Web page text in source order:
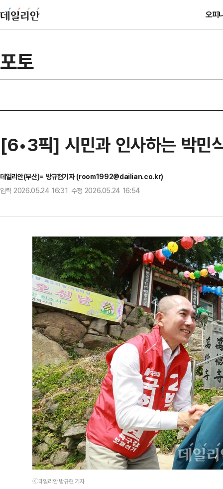
오피
포토
[6•3픽] 시민과 인사하는 박민
데일리안(부산)= 방규현기자 (room1992@dailian.co.kr)
입력 2026.05.24 16:31 수정 2026.05.24 16:54
ⓒ데일리안 방규현 기자